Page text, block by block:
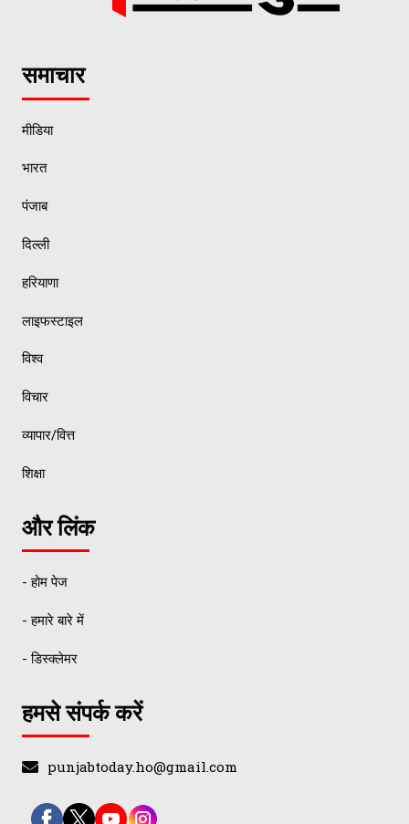
समाचार
मीडिया
भारत
पंजाब
दिल्ली
हरियाणा
लाइफस्टाइल
विश्व
विचार
व्यापार/वित्त
शिक्षा
और लिंक
- होम पेज
- हमारे बारे में
- डिस्क्लेमर
हमसे संपर्क करें
punjabtoday.ho@gmail.com